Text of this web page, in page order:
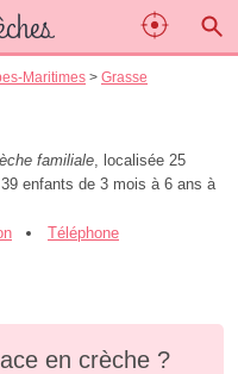
Maritimes > Grasse
familiale, localisée 25
enfants de 3 mois à 6 ans à
Téléphone
en crèche ?